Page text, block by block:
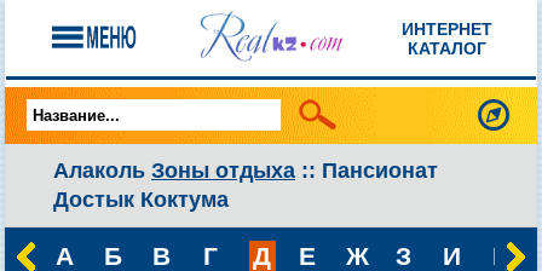
ИНТЕРНЕТ
КАТАЛОГ
Алаколь Зоны отдыха :: Пансионат
Достык Коктума
А Б В Г Д Е Ж З И К